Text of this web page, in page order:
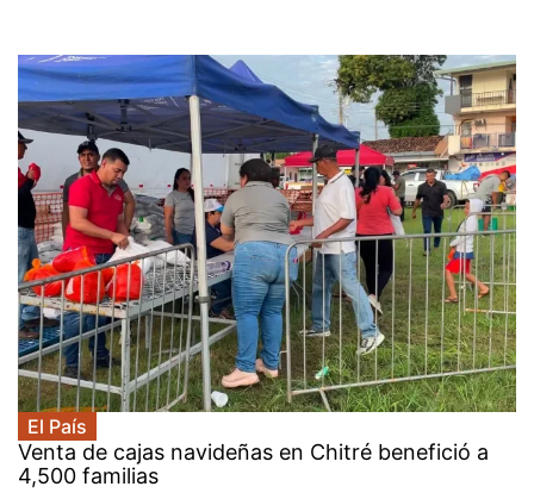
El País
Venta de cajas navideñas en Chitré benefició a
4,500 familias